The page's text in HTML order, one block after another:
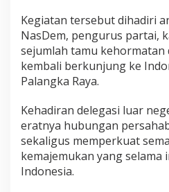
Kegiatan tersebut dihadiri
NasDem, pengurus partai,
sejumlah tamu
kembali berkunjung ke
Palangka Raya.
Kehadiran delegasi luar
eratnya hubungan
sekaligus memperkuat
kemajemukan yang selama
Indonesia.